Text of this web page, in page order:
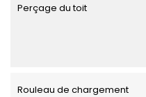
Perçage du toit
Rouleau de chargement